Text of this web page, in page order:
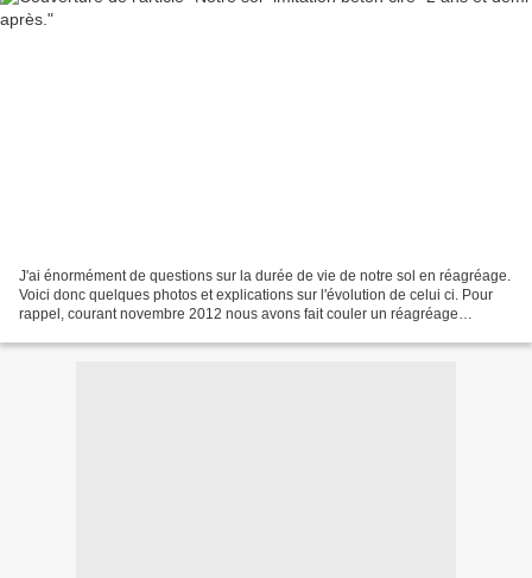
J'ai énormément de questions sur la durée de vie de notre sol en réagréage.
Voici donc quelques photos et explications sur l'évolution de celui ci. Pour
rappel, courant novembre 2012 nous avons fait couler un réagréage